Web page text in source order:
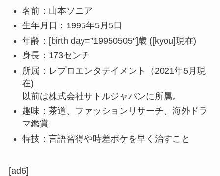
名前：山本ソニア
生年月日：1995年5月5日
年齢：[birth day=”19950505″]歳 ([kyou]現在)
身長：173センチ
所属：レプロエンタテイメント（2021年5月現
在)
以前は株式会社サトルジャパンに所属。
趣味：茶道、ファッションリサーチ、海外ドラ
マ鑑賞
特技：言語習得や時差ボケを早く治すこと
[ad6]